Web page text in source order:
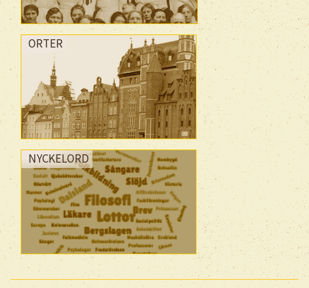
ORTER
NYCKELORD